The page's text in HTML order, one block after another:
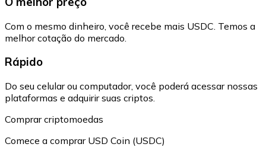
Com o mesmo dinheiro, você recebe mais USDC. Temos a
melhor cotação do mercado.
Rápido
Do seu celular ou computador, você poderá acessar nossas
plataformas e adquirir suas criptos.
Comprar criptomoedas
Comece a comprar USD Coin (USDC)